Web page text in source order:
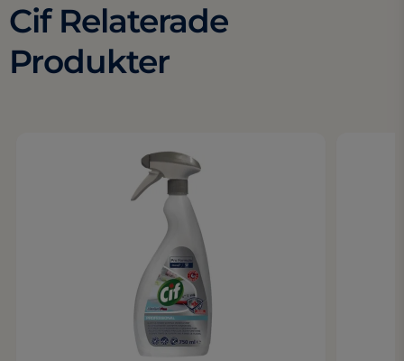
Cif Relaterade
Produkter